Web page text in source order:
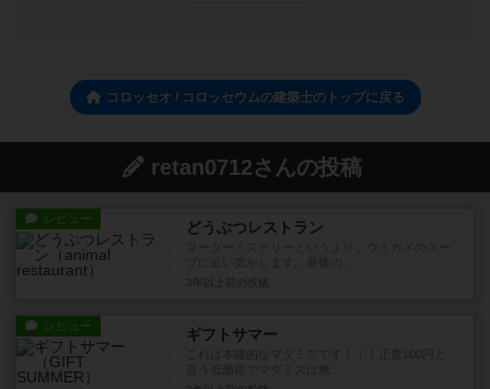
コロッセオ / コロッセウムの建築士のトップに戻る
retan0712さんの投稿
レビュー どうぶつレストラン
3年以上前 の投稿
レビュー ギフトサマー